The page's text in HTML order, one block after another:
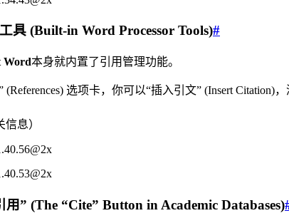
具 (Built-in Word Processor Tools)#
Word本身就内置了引用管理功能。
(References) 选项卡，你可以“插入引文” (Insert
息）
” (The “Cite” Button in Academic Databases)